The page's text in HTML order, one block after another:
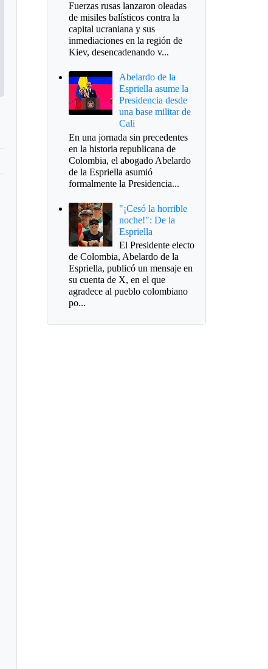
Fuerzas rusas lanzaron oleadas
de misiles balísticos contra la
capital ucraniana y sus
inmediaciones en la región de
Kiev, desencadenando v...
Abelardo de la
Espriella asume la
Presidencia desde
una base militar de
Cali
En una jornada sin precedentes
en la historia republicana de
Colombia, el abogado Abelardo
de la Espriella asumió
formalmente la Presidencia...
"¡Cesó la horrible
noche!": De la
Espriella
El Presidente electo
de Colombia, Abelardo de la
Espriella, publicó un mensaje en
su cuenta de X, en el que
agradece al pueblo colombiano
po...